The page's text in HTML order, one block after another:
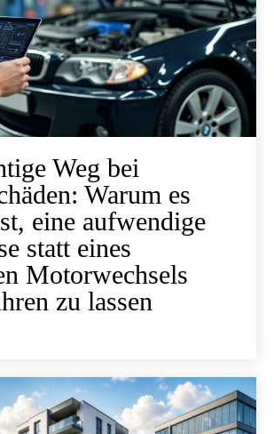
Weg bei
Warum es
eine aufwendige
statt eines
Motorwechsels
zu lassen